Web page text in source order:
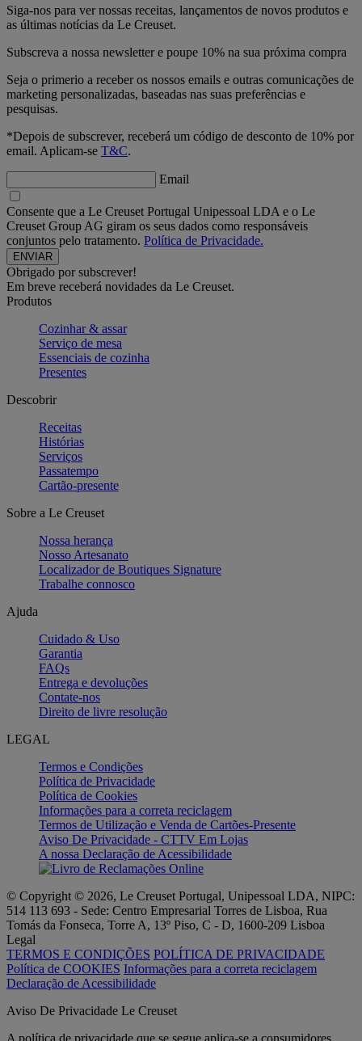
Siga-nos para ver nossas receitas, lançamentos de novos produtos e
as últimas notícias da Le Creuset.
Subscreva a nossa newsletter e poupe 10% na sua próxima compra
Seja o primerio a receber os nossos emails e outras comunicações de
marketing personalizadas, baseadas nas suas preferências e
pesquisas.
*Depois de subscrever, receberá um código de desconto de 10% por
email. Aplicam-se T&C.
Email
Consente que a Le Creuset Portugal Unipessoal LDA e o Le
Creuset Group AG giram os seus dados como responsáveis
conjuntos pelo tratamento. Política de Privacidade.
Obrigado por subscrever!
Em breve receberá novidades da Le Creuset.
Produtos
Cozinhar & assar
Serviço de mesa
Essenciais de cozinha
Presentes
Descobrir
Receitas
Histórias
Serviços
Passatempo
Cartão-presente
Sobre a Le Creuset
Nossa herança
Nosso Artesanato
Localizador de Boutiques Signature
Trabalhe connosco
Ajuda
Cuidado & Uso
Garantia
FAQs
Entrega e devoluções
Contate-nos
Direito de livre resolução
LEGAL
Termos e Condições
Política de Privacidade
Política de Cookies
Informações para a correta reciclagem
Termos de Utilização e Venda de Cartões-Presente
Aviso De Privacidade - CTTV Em Lojas
A nossa Declaração de Acessibilidade
© Copyright © 2026, Le Creuset Portugal, Unipessoal LDA, NIPC:
514 113 693 - Sede: Centro Empresarial Torres de Lisboa, Rua
Tomás da Fonseca, Torre A, 13º Piso, C - D, 1600-209 Lisboa
Legal
TERMOS E CONDIÇÕES POLÍTICA DE PRIVACIDADE
Política de COOKIES Informações para a correta reciclagem
Declaração de Acessibilidade
Aviso De Privacidade Le Creuset
A política de privacidade que se segue aplica-se a consumidores.